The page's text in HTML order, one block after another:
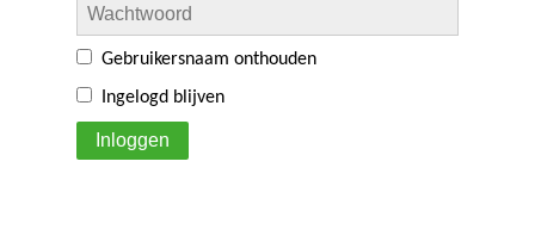
Gebruikersnaam onthouden
Ingelogd blijven
Inloggen